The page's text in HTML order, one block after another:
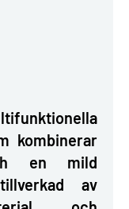
kombinerar
en mild
av